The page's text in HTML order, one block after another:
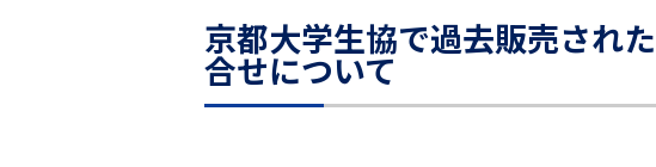
京都大学生協で過去販売され
合せについて